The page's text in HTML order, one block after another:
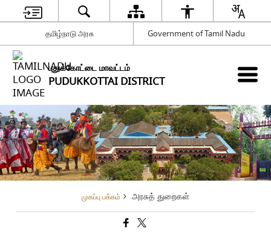
தமிழ்நாடு அரசு Government of Tamil Nadu
புதுக்கோட்டை மாவட்டம்
PUDUKKOTTAI DISTRICT
முகப்பு பக்கம் அரசுத் துறைகள்